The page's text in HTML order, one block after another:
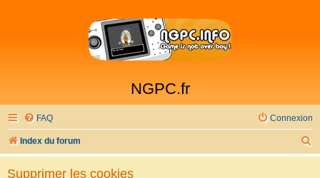
NGPC.fr
FAQ Connexion
Index du forum
e
Supprimer les cookies